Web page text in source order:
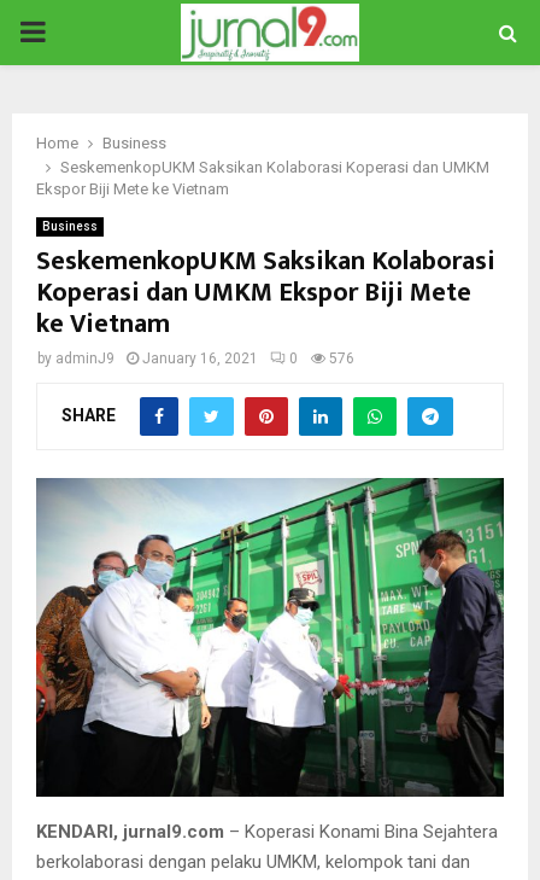
PRIMARY
Home
Business
SeskemenkopUKM Saksikan Kolaborasi Koperasi dan UMKM
Ekspor Biji Mete ke Vietnam
Business
SeskemenkopUKM Saksikan Kolaborasi
Koperasi dan UMKM Ekspor Biji Mete
ke Vietnam
by adminJ9 January 16, 2021 0 576
SHARE
KENDARI, jurnal9.com – Koperasi Konami Bina Sejahtera
berkolaborasi dengan pelaku UMKM, kelompok tani dan